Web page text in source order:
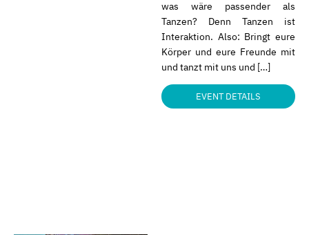
was wäre passender als
Tanzen? Denn Tanzen ist
Interaktion. Also: Bringt eure
Körper und eure Freunde mit
und tanzt mit uns und […]
EVENT DETAILS